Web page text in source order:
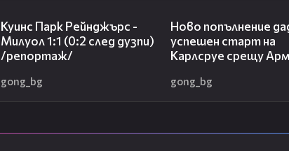
Куинс Парк Рейнджърс -
Милуол 1:1 (0:2 след дузпи)
/репортаж/
gong_bg
Ново попълнение
успешен старт на
Карлсруе срещу
gong_bg